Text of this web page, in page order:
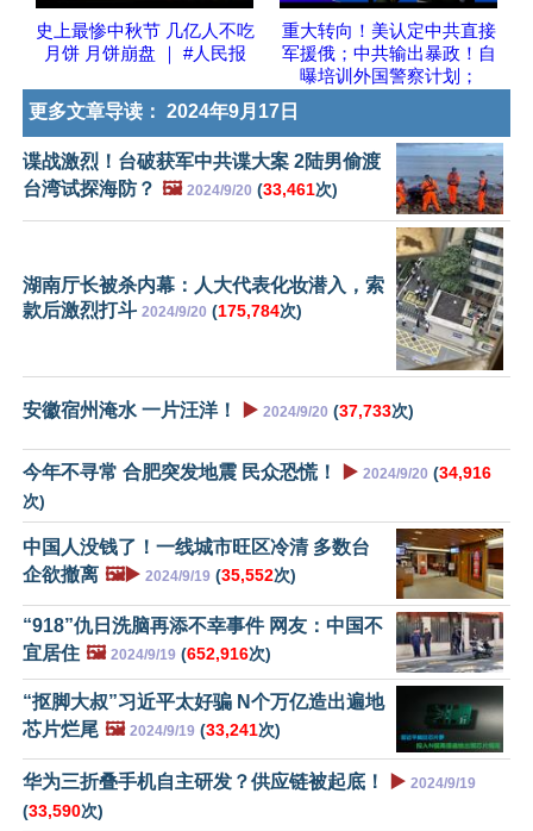
史上最惨中秋节 几亿人不吃
月饼 月饼崩盘 ｜ #人民报
重大转向！美认定中共直接
军援俄；中共输出暴政！自
曝培训外国警察计划；
更多文章导读： 2024年9月17日
谍战激烈！台破获军中共谍大案 2陆男偷渡
台湾试探海防？ 🖼️ 2024/9/20 (33,461次)
湖南厅长被杀内幕：人大代表化妆潜入，索
款后激烈打斗 2024/9/20 (175,784次)
安徽宿州淹水 一片汪洋！ ▶️ 2024/9/20 (37,733次)
今年不寻常 合肥突发地震 民众恐慌！ ▶️ 2024/9/20 (34,916
次)
中国人没钱了！一线城市旺区冷清 多数台
企欲撤离 🖼️▶️ 2024/9/19 (35,552次)
“918”仇日洗脑再添不幸事件 网友：中国不
宜居住 🖼️ 2024/9/19 (652,916次)
“抠脚大叔”习近平太好骗 N个万亿造出遍地
芯片烂尾 🖼️ 2024/9/19 (33,241次)
华为三折叠手机自主研发？供应链被起底！ ▶️ 2024/9/19
(33,590次)